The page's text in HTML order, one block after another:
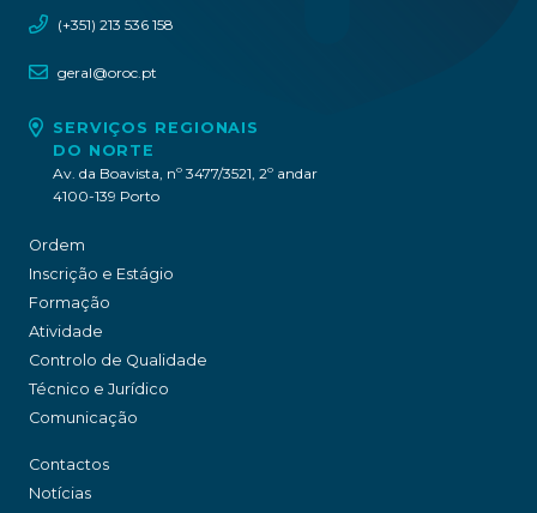
(+351) 213 536 158
geral@oroc.pt
SERVIÇOS REGIONAIS
DO NORTE
Av. da Boavista, nº 3477/3521, 2º andar
4100-139 Porto
Ordem
Inscrição e Estágio
Formação
Atividade
Controlo de Qualidade
Técnico e Jurídico
Comunicação
Contactos
Notícias